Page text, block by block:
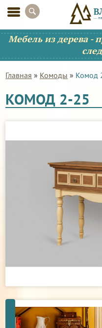
Мебель из дерева -
Главная » Комоды » Комод
КОМОД 2-25